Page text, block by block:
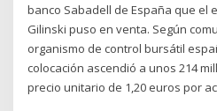
banco Sabadell de España que el
Gilinski puso en venta. Según
organismo de control bursátil
colocación ascendió a unos 214
precio unitario de 1,20 euros por